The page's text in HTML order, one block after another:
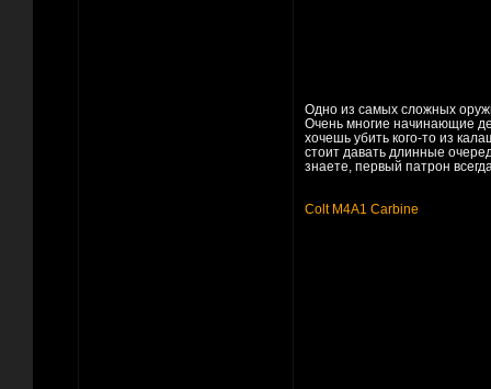
Одно из самых сложных
Очень многие начинающие
хочешь убить кого-то из
стоит давать длинные
знаете, первый патрон
Colt M4A1 Carbine